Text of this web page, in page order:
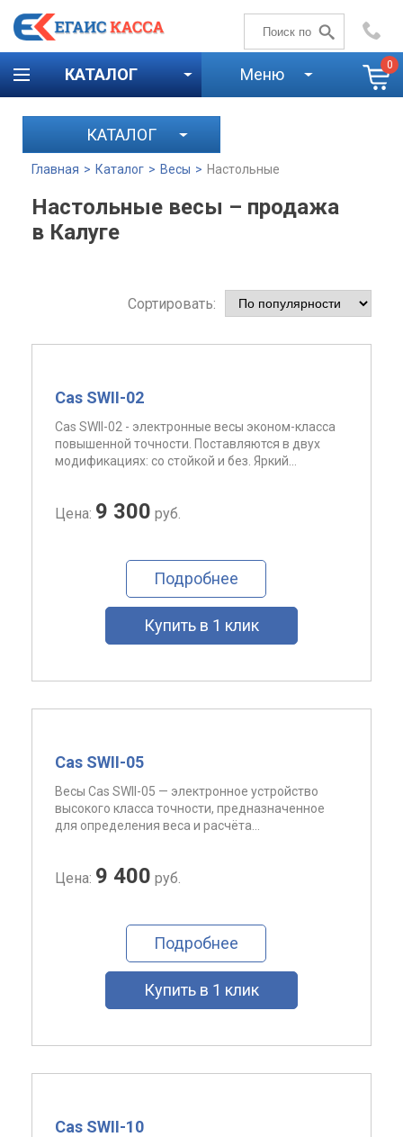
+7 (4842)59-58-00
КАТАЛОГ Меню 0
КАТАЛОГ
Главная > Каталог > Весы > Настольные
Настольные весы – продажа
в Калуге
Сортировать:
Cas SWII-02
Cas SWII-02 - электронные весы эконом-класса
повышенной точности. Поставляются в двух
модификациях: со стойкой и без. Яркий...
Цена: 9 300 руб.
Подробнее
Купить в 1 клик
Cas SWII-05
Весы Cas SWII-05 — электронное устройство
высокого класса точности, предназначенное
для определения веса и расчёта...
Цена: 9 400 руб.
Подробнее
Купить в 1 клик
Cas SWII-10